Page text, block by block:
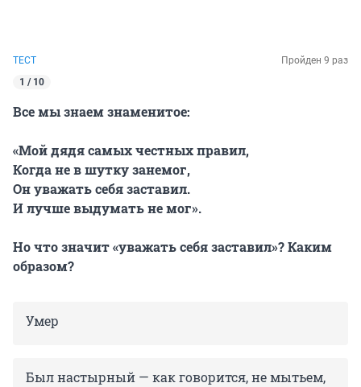
ТЕСТ
Пройден 9 раз
1 / 10
Все мы знаем знаменитое:
«Мой дядя самых честных правил,
Когда не в шутку занемог,
Он уважать себя заставил.
И лучше выдумать не мог».
Но что значит «уважать себя заставил»? Каким
образом?
Умер
Был настырный — как говорится, не мытьем,